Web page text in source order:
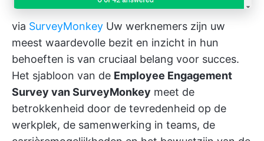
via SurveyMonkey Uw werknemers zijn uw
meest waardevolle bezit en inzicht in hun
behoeften is van cruciaal belang voor succes.
Het sjabloon van de Employee Engagement
Survey van SurveyMonkey meet de
betrokkenheid door de tevredenheid op de
werkplek, de samenwerking in teams, de